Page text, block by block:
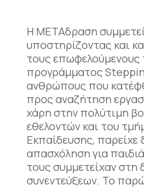
Η ΜΕΤΑδραση
υποστηρίζοντας και
τους επωφελούμενους
προγράμματος
ανθρώπους που
προς αναζήτηση
χάρη στην πολύτιμη
εθελοντών και του
Εκπαίδευσης, παρείχε
απασχόληση για
τους συμμετείχαν στη
συνεντεύξεων. Το